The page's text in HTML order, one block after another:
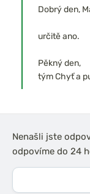
Dobrý den,
určitě ano.
Pěkný den,
tým Chyť a
Nenašli jste
odpovíme do 24